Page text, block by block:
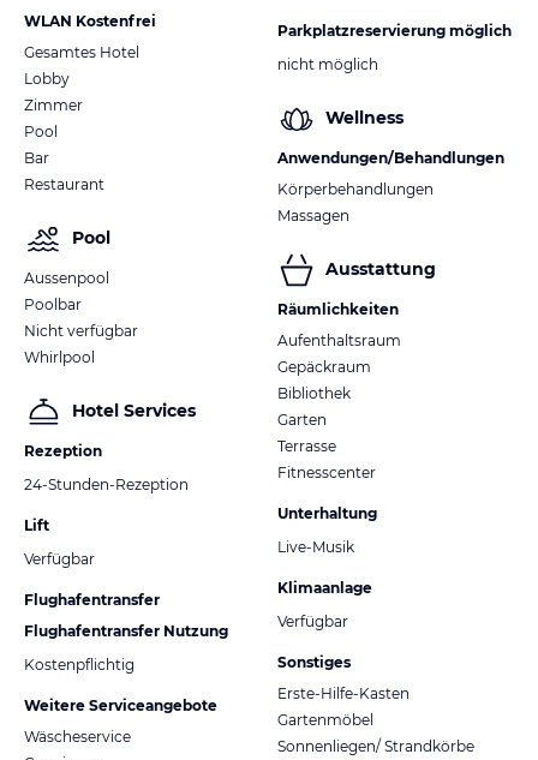
WLAN Kostenfrei
Gesamtes Hotel
Lobby
Zimmer
Pool
Bar
Restaurant
Pool
Aussenpool
Poolbar
Nicht verfügbar
Whirlpool
Hotel Services
Rezeption
24-Stunden-Rezeption
Lift
Verfügbar
Flughafentransfer
Flughafentransfer Nutzung
Kostenpflichtig
Weitere Serviceangebote
Wäscheservice
Parkplatzreservierung möglich
nicht möglich
Wellness
Anwendungen/Behandlungen
Körperbehandlungen
Massagen
Ausstattung
Räumlichkeiten
Aufenthaltsraum
Gepäckraum
Bibliothek
Garten
Terrasse
Fitnesscenter
Unterhaltung
Live-Musik
Klimaanlage
Verfügbar
Sonstiges
Erste-Hilfe-Kasten
Gartenmöbel
Sonnenliegen/ Strandkörbe